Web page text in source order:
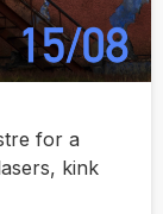
for a
kink